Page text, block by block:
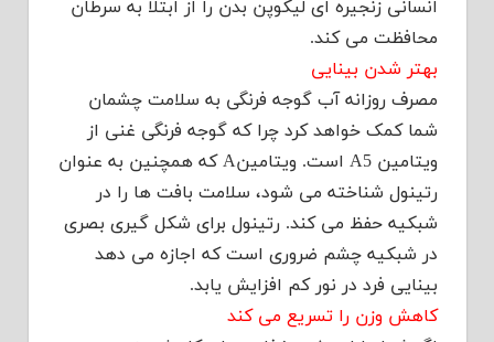
انسانی زنجیره ای لیکوپن بدن را از ابتلا به سرطان
محافظت می کند.
بهتر شدن بینایی
مصرف روزانه آب گوجه فرنگی به سلامت چشمان
شما کمک خواهد کرد چرا که گوجه فرنگی غنی از
ویتامین A5 است. ویتامینA که همچنین به عنوان
رتینول شناخته می شود، سلامت بافت ها را در
شبکیه حفظ می کند. رتینول برای شکل گیری بصری
در شبکیه چشم ضروری است که اجازه می دهد
بینایی فرد در نور کم افزایش یابد.
کاهش وزن را تسریع می کند